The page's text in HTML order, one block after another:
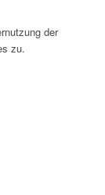
der
zu.